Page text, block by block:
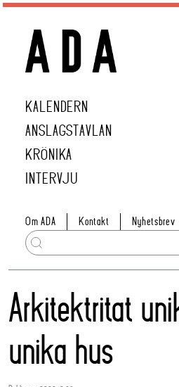
KALENDERN
ANSLAGSTAVLAN
KRÖNIKA
INTERVJU
Om ADA Kontakt Nyhetsbrev
Arkitektritat
unika hus